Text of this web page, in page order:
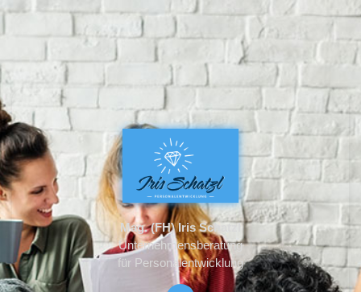
Mag. (FH) Iris Schatzl
Unternehmensberatung
für Personalentwicklung